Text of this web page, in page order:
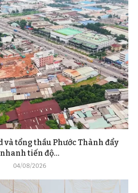
và tổng thầu Phước Thành đẩy
nhanh tiến độ...
04/08/2026